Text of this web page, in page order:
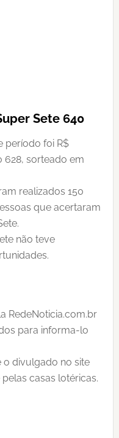
Sete 640
período foi R$
628, sorteado em
realizados 150
que acertaram
não teve
RedeNoticia.com.br
para informa-lo
o divulgado no site
casas lotéricas.